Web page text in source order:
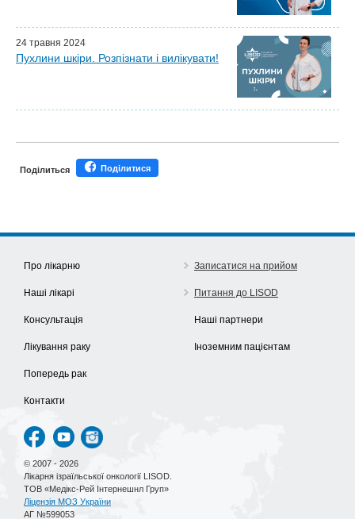
24 травня 2024
Пухлини шкіри. Розпізнати і вилікувати!
Поділиться Поділитися
Про лікарню
Наші лікарі
Консультація
Лікування раку
Попередь рак
Контакти
Записатися на прийом
Питання до LISOD
Наші партнери
Іноземним пацієнтам
© 2007 - 2026
Лікарня ізраїльської онкології LISOD.
ТОВ «Медікс-Рей Інтернешнл Груп»
Ліцензія МОЗ України
АГ №599053